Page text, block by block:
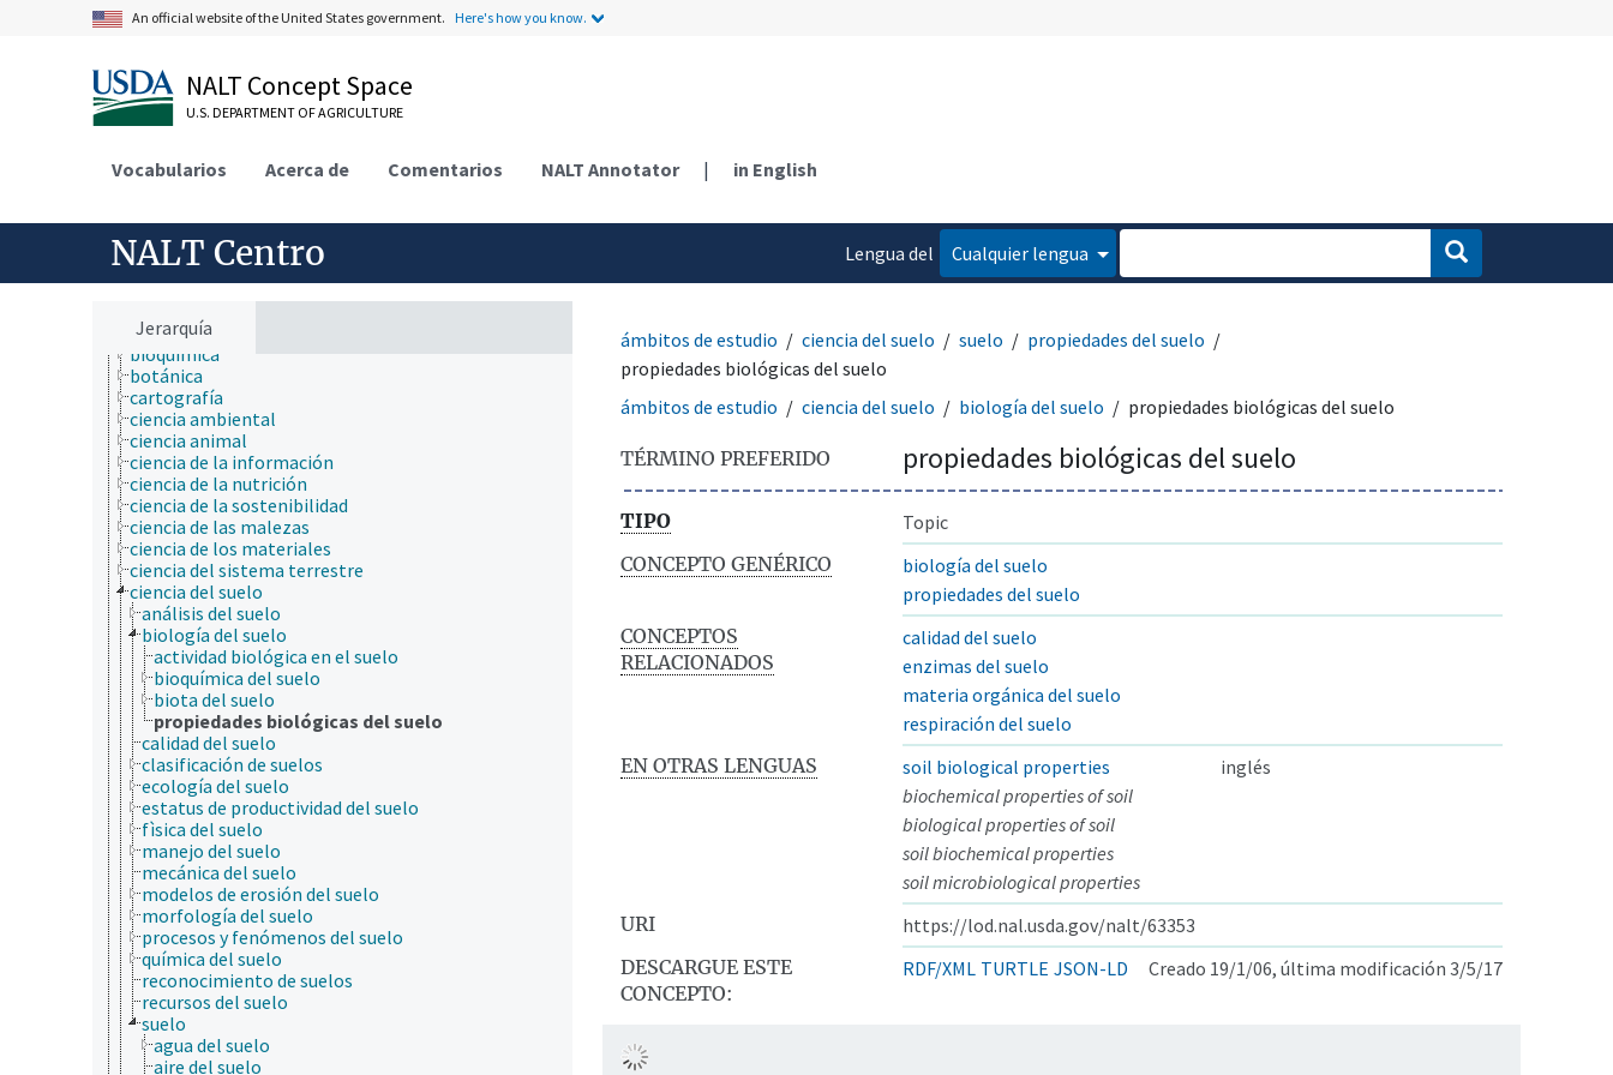
An official website of the United States government. Here's how you know.
NALT Concept Space
U.S. DEPARTMENT OF AGRICULTURE
Vocabularios Acerca de Comentarios NALT Annotator | in English
NALT Centro
Lengua del
Cualquier lengua
Jerarquía
ámbitos de estudio
agricultura
agronomía
apicultura
bioinformática
biología celular
biología de los insectos
biología molecular
bioquímica
botánica
cartografía
ciencia ambiental
ciencia animal
ciencia de la información
ciencia de la nutrición
ciencia de la sostenibilidad
ciencia de las malezas
ciencia de los materiales
ciencia del sistema terrestre
ciencia del suelo
análisis del suelo
biología del suelo
actividad biológica en el suelo
bioquímica del suelo
biota del suelo
propiedades biológicas del suelo
calidad del suelo
clasificación de suelos
ecología del suelo
estatus de productividad del suelo
fìsica del suelo
manejo del suelo
mecánica del suelo
modelos de erosión del suelo
morfología del suelo
procesos y fenómenos del suelo
química del suelo
reconocimiento de suelos
recursos del suelo
suelo
agua del suelo
aire del suelo
ámbitos de estudio ciencia del suelo suelo
propiedades del suelo
propiedades biológicas del suelo
ámbitos de estudio
ciencia del suelo biología del suelo propiedades biológicas del suelo
TÉRMINO PREFERIDO propiedades biológicas del suelo
TIPO
Topic
CONCEPTO GENÉRICO
biología del suelo
propiedades del suelo
CONCEPTOS
RELACIONADOS
calidad del suelo
enzimas del suelo
materia orgánica del suelo
respiración del suelo
EN OTRAS LENGUAS
soil biological properties
inglés
biochemical properties of soil
biological properties of soil
soil biochemical properties
soil microbiological properties
URI
https://lod.nal.usda.gov/nalt/63353
DESCARGUE ESTE
CONCEPTO:
RDF/XML TURTLE JSON-LD Creado 19/1/06, última modificación 3/5/17